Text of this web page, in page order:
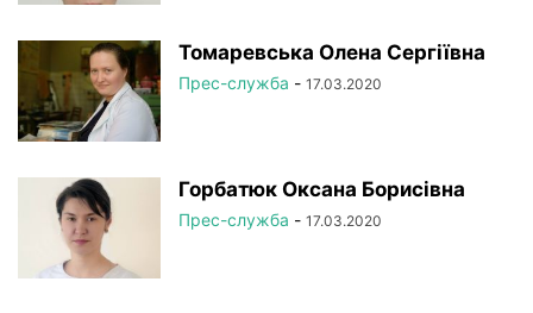
Томаревська Олена Сергіївна
Прес-служба - 17.03.2020
Горбатюк Оксана Борисівна
Прес-служба - 17.03.2020